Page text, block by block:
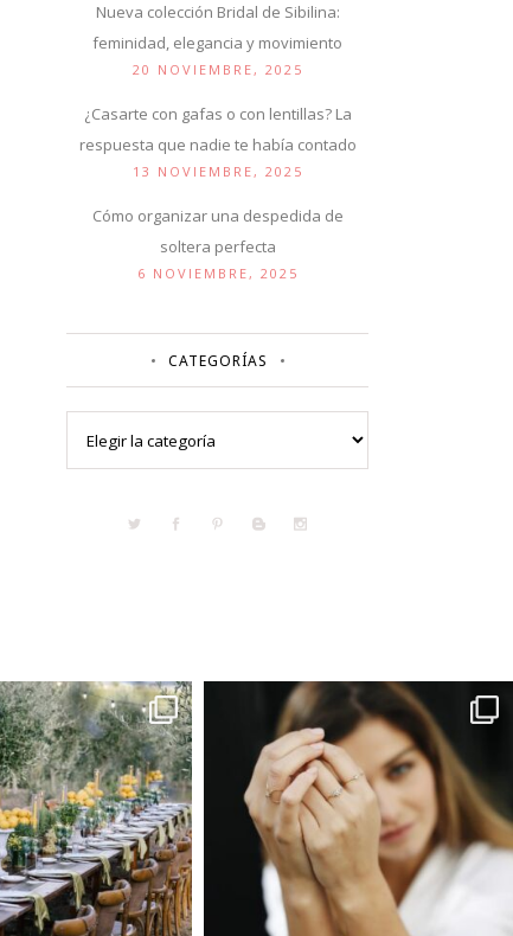
Nueva colección Bridal de Sibilina:
feminidad, elegancia y movimiento
20 NOVIEMBRE, 2025
¿Casarte con gafas o con lentillas? La
respuesta que nadie te había contado
13 NOVIEMBRE, 2025
Cómo organizar una despedida de
soltera perfecta
6 NOVIEMBRE, 2025
CATEGORÍAS